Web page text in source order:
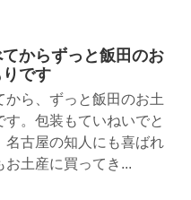
からずっと飯田のお
です
から、ずっと飯田のお土
す。包装もていねいでと
名古屋の知人にも喜ばれ
お土産に買ってき...